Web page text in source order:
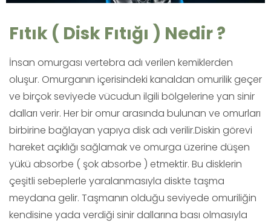
Fıtık ( Disk Fıtığı ) Nedir ?
İnsan omurgası vertebra adı verilen kemiklerden
oluşur. Omurganın içerisindeki kanaldan omurilik geçer
ve birçok seviyede vücudun ilgili bölgelerine yan sinir
dalları verir. Her bir omur arasında bulunan ve omurları
birbirine bağlayan yapıya disk adı verilir.Diskin görevi
hareket açıklığı sağlamak ve omurga üzerine düşen
yükü absorbe ( şok absorbe ) etmektir. Bu disklerin
çeşitli sebeplerle yaralanmasıyla diskte taşma
meydana gelir. Taşmanın olduğu seviyede omuriliğin
kendisine yada verdiği sinir dallarına bası olmasıyla